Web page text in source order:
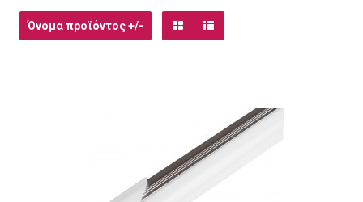
Όνομα προϊόντος +/-